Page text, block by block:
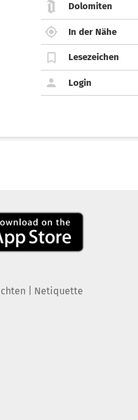
Dolomiten
In der Nähe
Lesezeichen
Login
Netiquette